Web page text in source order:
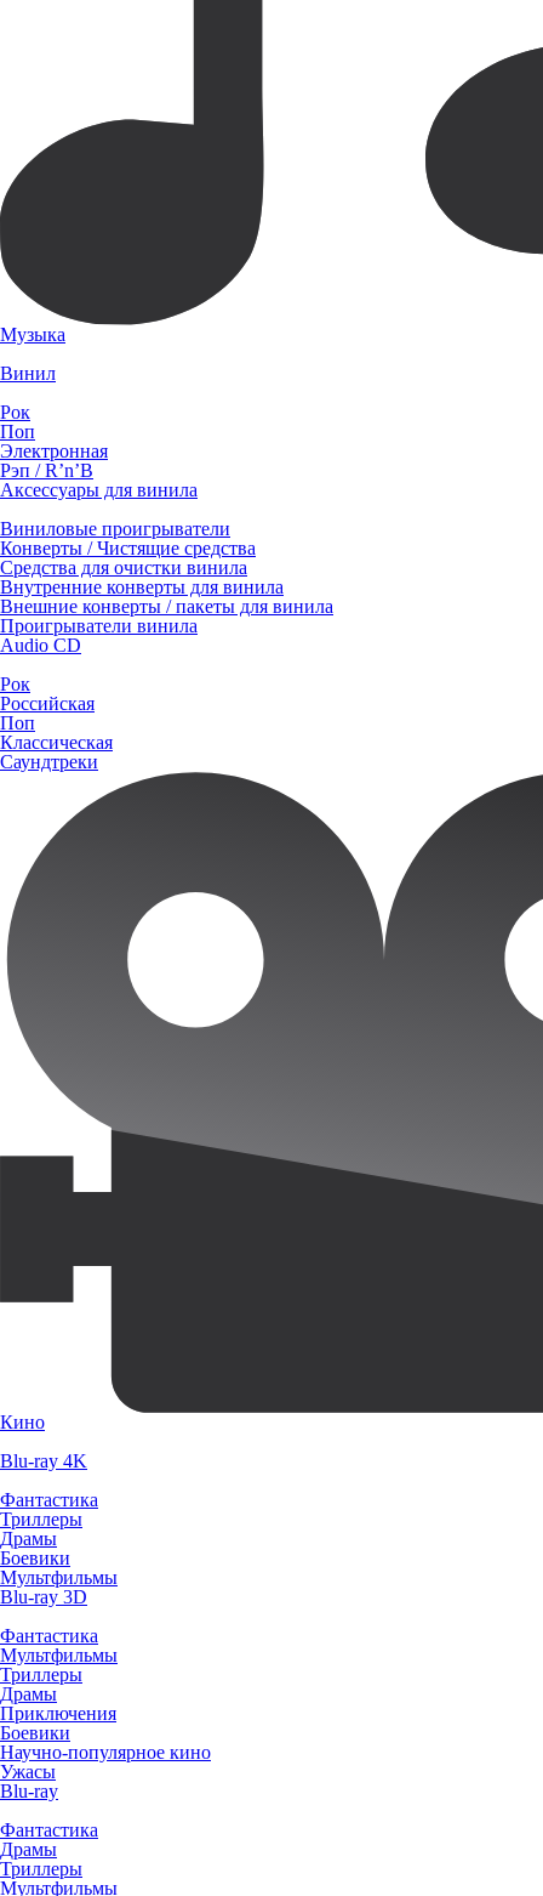
Музыка
Винил
Рок
Поп
Электронная
Рэп / R’n’B
Аксессуары для винила
Виниловые проигрыватели
Конверты / Чистящие средства
Средства для очистки винила
Внутренние конверты для винила
Внешние конверты / пакеты для винила
Проигрыватели винила
Audio CD
Рок
Российская
Поп
Классическая
Саундтреки
Кино
Blu-ray 4K
Фантастика
Триллеры
Драмы
Боевики
Мультфильмы
Blu-ray 3D
Фантастика
Мультфильмы
Триллеры
Драмы
Приключения
Боевики
Научно-популярное кино
Ужасы
Blu-ray
Фантастика
Драмы
Триллеры
Мультфильмы